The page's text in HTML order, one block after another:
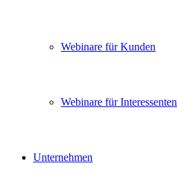
Webinare für Kunden
Webinare für Interessenten
Unternehmen